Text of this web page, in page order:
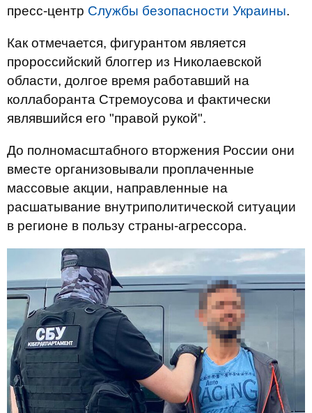
пресс-центр Службы безопасности Украины.
Как отмечается, фигурантом является
пророссийский блоггер из Николаевской
области, долгое время работавший на
коллаборанта Стремоусова и фактически
являвшийся его "правой рукой".
До полномасштабного вторжения России они
вместе организовывали проплаченные
массовые акции, направленные на
расшатывание внутриполитической ситуации
в регионе в пользу страны-агрессора.